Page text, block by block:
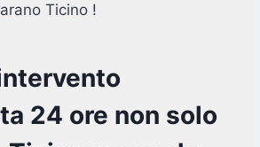
Ticino !
24 ore non solo